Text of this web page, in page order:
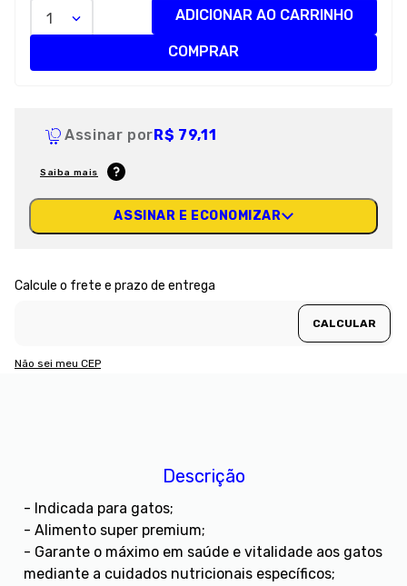
1
ADICIONAR AO CARRINHO
COMPRAR
Assinar porR$ 79,11
Saiba mais
ASSINAR E ECONOMIZAR
Não sei meu CEP
Descrição
- Indicada para gatos;
- Alimento super premium;
- Garante o máximo em saúde e vitalidade aos gatos
mediante a cuidados nutricionais específicos;